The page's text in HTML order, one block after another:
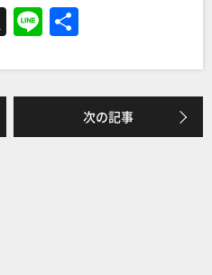
X Li
e
次の記事